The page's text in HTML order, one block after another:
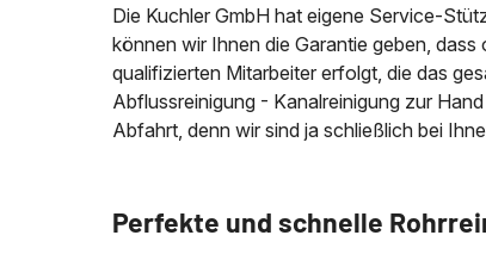
Die Kuchler GmbH hat eigene Service-
können wir Ihnen die Garantie geben,
qualifizierten Mitarbeiter erfolgt, die das
Abflussreinigung - Kanalreinigung zur
Abfahrt, denn wir sind ja schließlich bei
Perfekte und schnelle